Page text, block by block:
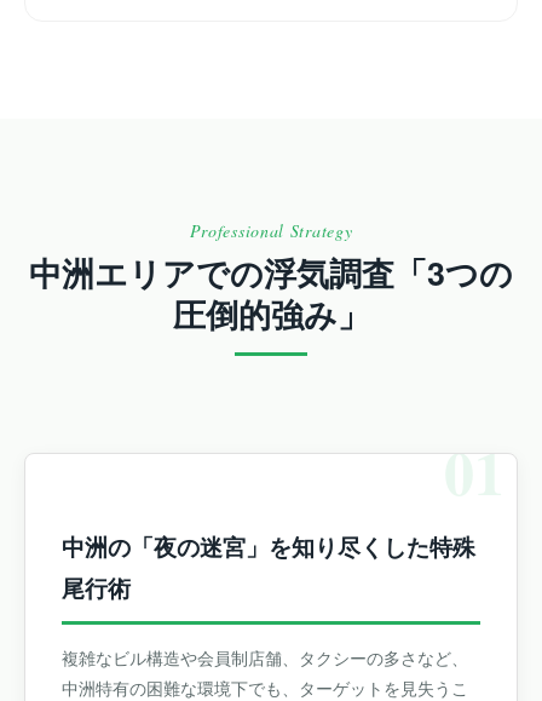
Professional Strategy
中洲エリアでの浮気調査「3つの
圧倒的強み」
01
中洲の「夜の迷宮」を知り尽くした特殊
尾行術
複雑なビル構造や会員制店舗、タクシーの多さなど、
中洲特有の困難な環境下でも、ターゲットを見失うこ